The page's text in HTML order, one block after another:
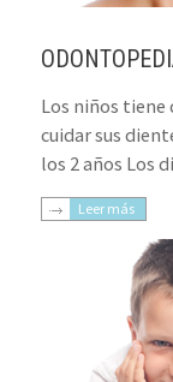
Los niños tiene
cuidar sus
los 2 años Los
Leer más